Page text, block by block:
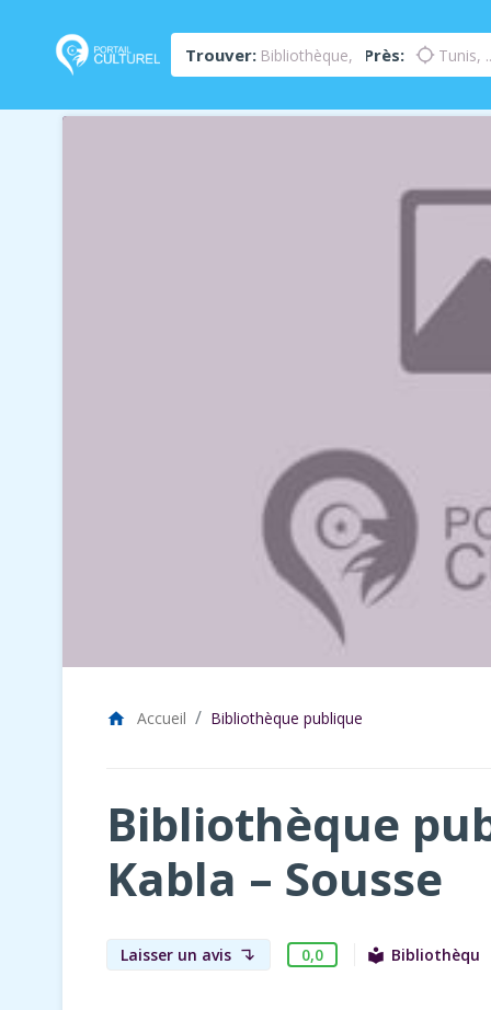
Trouver: Près: location_searching
home Accueil Bibliothèque publique
Bibliothèque
Kabla – Sousse
Laisser un avis subdirectory_arrow_left 0,0 local_library